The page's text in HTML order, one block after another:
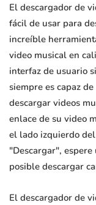
El descargador de
fácil de usar para
increíble
video musical en
interfaz de usuario
siempre es capaz
descargar videos
enlace de su video
el lado izquierdo
"Descargar",
posible descargar
El descargador de